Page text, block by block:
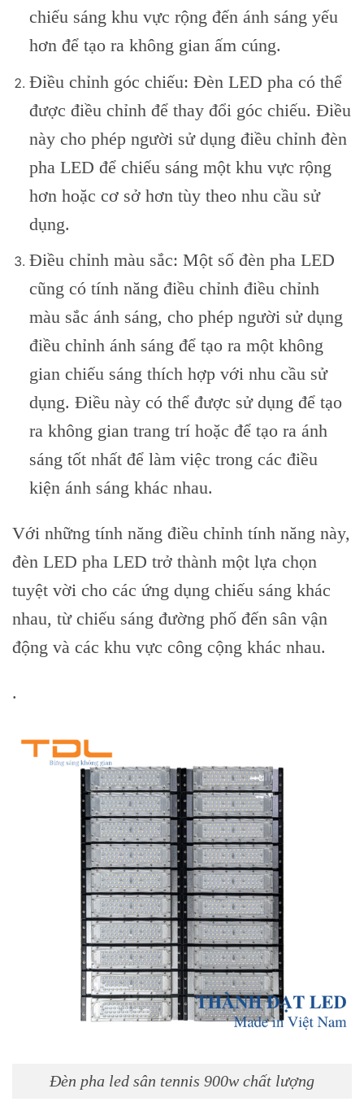
chiếu sáng khu vực rộng đến ánh sáng yếu
hơn để tạo ra không gian ấm cúng.
Điều chỉnh góc chiếu: Đèn LED pha có thể
được điều chỉnh để thay đổi góc chiếu. Điều
này cho phép người sử dụng điều chỉnh đèn
pha LED để chiếu sáng một khu vực rộng
hơn hoặc cơ sở hơn tùy theo nhu cầu sử
dụng.
Điều chỉnh màu sắc: Một số đèn pha LED
cũng có tính năng điều chỉnh điều chỉnh
màu sắc ánh sáng, cho phép người sử dụng
điều chỉnh ánh sáng để tạo ra một không
gian chiếu sáng thích hợp với nhu cầu sử
dụng. Điều này có thể được sử dụng để tạo
ra không gian trang trí hoặc để tạo ra ánh
sáng tốt nhất để làm việc trong các điều
kiện ánh sáng khác nhau.
Với những tính năng điều chỉnh tính năng này,
đèn LED pha LED trở thành một lựa chọn
tuyệt vời cho các ứng dụng chiếu sáng khác
nhau, từ chiếu sáng đường phố đến sân vận
động và các khu vực công cộng khác nhau.
.
Đèn pha led sân tennis 900w chất lượng